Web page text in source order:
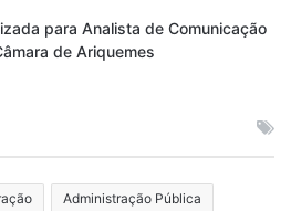
para Analista de Comunicação
de Ariquemes
Administração Pública